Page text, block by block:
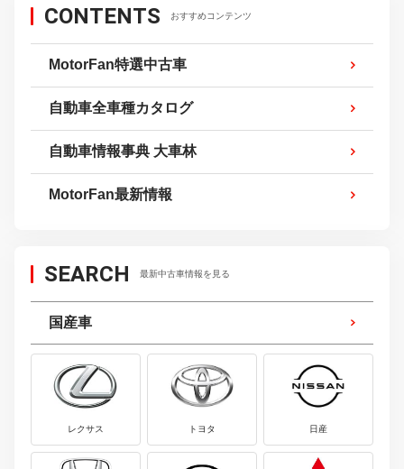
CONTENTS おすすめコンテンツ
MotorFan特選中古車
自動車全車種カタログ
自動車情報事典 大車林
MotorFan最新情報
SEARCH 最新中古車情報を見る
国産車
レクサス トヨタ 日産